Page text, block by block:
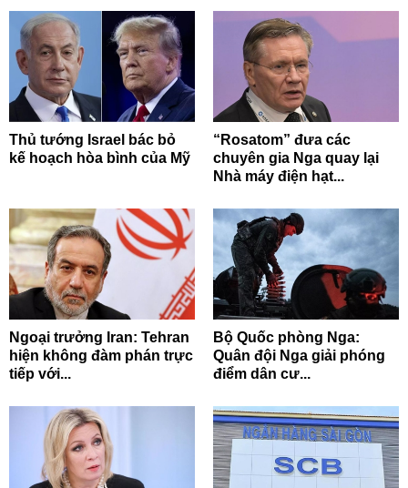
Thủ tướng Israel bác bỏ
kế hoạch hòa bình của Mỹ
“Rosatom” đưa các
chuyên gia Nga quay lại
Nhà máy điện hạt...
Ngoại trưởng Iran: Tehran
hiện không đàm phán trực
tiếp với...
Bộ Quốc phòng Nga:
Quân đội Nga giải phóng
điểm dân cư...